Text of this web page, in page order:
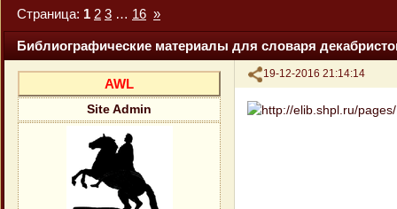
Библиографические материалы для словаря
Страница: 1 2 3 … 16 »
Поделиться
19-12-2016 21:14:14
AWL
Site Admin